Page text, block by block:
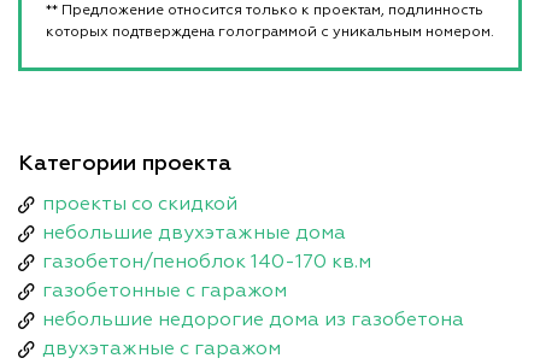
** Предложение относится только к проектам, подлинность
которых подтверждена голограммой с уникальным номером.
Категории проекта
проекты со скидкой
небольшие двухэтажные дома
газобетон/пеноблок 140-170 кв.м
газобетонные с гаражом
небольшие недорогие дома из газобетона
двухэтажные с гаражом